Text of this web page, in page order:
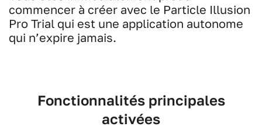
commencer à créer avec le Particle Illusion
Pro Trial qui est une application autonome
qui n’expire jamais.
Fonctionnalités principales
activées